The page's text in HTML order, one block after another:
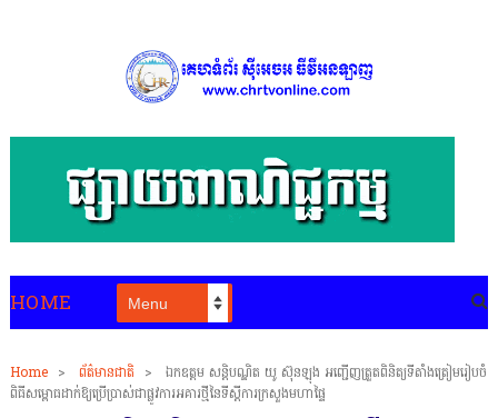
HOME
Home > ព័ត៌មានជាតិ >
ឯកឧត្តម សន្តិបណ្ឌិត យូ ស៊ុនឡុង អញ្ជើញត្រួតពិនិត្យទីតាំងត្រៀមរៀបចំ
ពិធីសម្ពោធដាក់ឱ្យប្រើប្រាស់ជាផ្លូវការអគារថ្មីនៃទីស្ដីការក្រសួងមហាផ្ទៃ